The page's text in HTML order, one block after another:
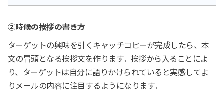
②時候の挨拶の書き方
ターゲットの興味を引くキャッチコピーが完成したら、本
文の冒頭となる挨拶文を作ります。挨拶から入ることによ
り、ターゲットは自分に語りかけられていると実感してよ
りメールの内容に注目するようになります。